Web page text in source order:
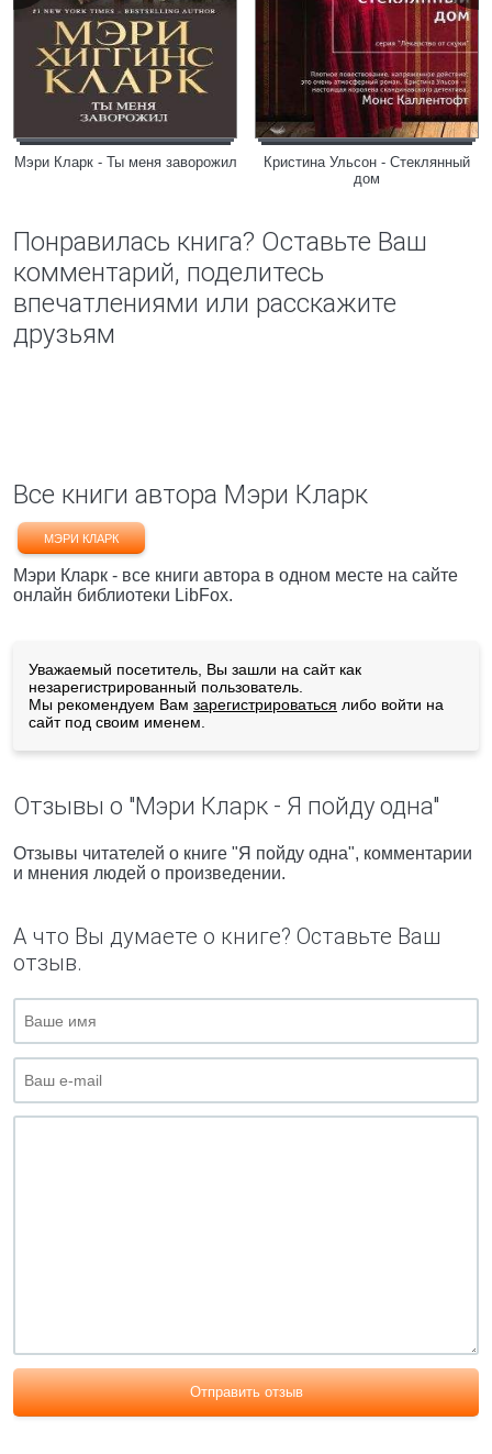
Мэри Кларк - Ты меня заворожил
Кристина Ульсон - Стеклянный
дом
Понравилась книга? Оставьте Ваш
комментарий, поделитесь
впечатлениями или расскажите
друзьям
Все книги автора Мэри Кларк
МЭРИ КЛАРК
Мэри Кларк - все книги автора в одном месте на сайте
онлайн библиотеки LibFox.
Уважаемый посетитель, Вы зашли на сайт как
незарегистрированный пользователь.
Мы рекомендуем Вам зарегистрироваться либо войти на
сайт под своим именем.
Отзывы о "Мэри Кларк - Я пойду одна"
Отзывы читателей о книге "Я пойду одна", комментарии
и мнения людей о произведении.
А что Вы думаете о книге? Оставьте Ваш
отзыв.
Отправить отзыв